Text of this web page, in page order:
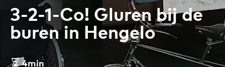
3-2-1-Co! Gluren bij de
buren in Hengelo
4min